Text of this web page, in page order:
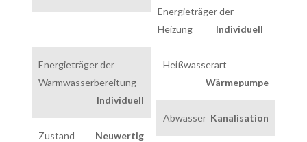
Energieträger der
Heizung
Individuell
Heißwasserart
Wärmepumpe
Energieträger der
Warmwasserbereitung
Individuell
Abwasser Kanalisation
Zustand
Neuwertig